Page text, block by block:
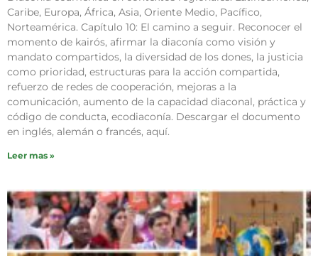
Caribe, Europa, África, Asia, Oriente Medio, Pacífico,
Norteamérica. Capítulo 10: El camino a seguir. Reconocer el
momento de kairós, afirmar la diaconía como visión y
mandato compartidos, la diversidad de los dones, la justicia
como prioridad, estructuras para la acción compartida,
refuerzo de redes de cooperación, mejoras a la
comunicación, aumento de la capacidad diaconal, práctica y
código de conducta, ecodiaconía. Descargar el documento
en inglés, alemán o francés, aquí.
Leer mas »